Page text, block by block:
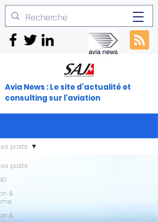
Avia News : Le site d'actualité et
consulting sur l'aviation
posts
&
&
posts